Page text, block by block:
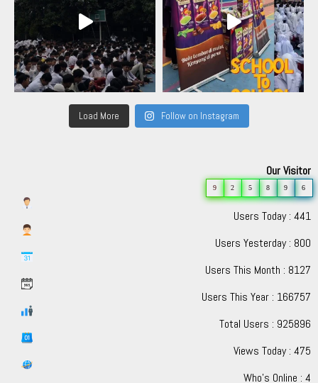
Load More Follow on Instagram
Our Visitor
9 2 5 8 9 6
Users Today : 441
Users Yesterday : 800
Users This Month : 8127
Users This Year : 166757
Total Users : 925896
Views Today : 475
Who's Online : 4